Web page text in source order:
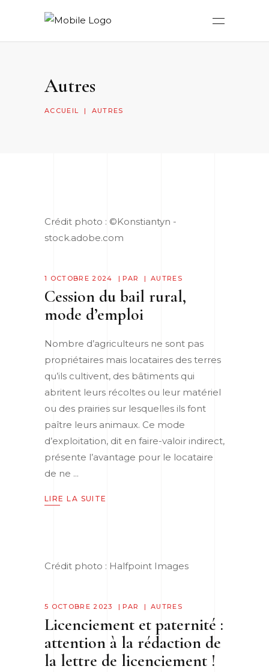
Autres
ACCUEIL | AUTRES
Crédit photo : ©Konstiantyn -
stock.adobe.com
1 OCTOBRE 2024 PAR AUTRES
Cession du bail rural,
mode d’emploi
Nombre d’agriculteurs ne sont pas
propriétaires mais locataires des terres
qu’ils cultivent, des bâtiments qui
abritent leurs récoltes ou leur matériel
ou des prairies sur lesquelles ils font
paître leurs animaux. Ce mode
d’exploitation, dit en faire-valoir indirect,
présente l’avantage pour le locataire
de ne
LIRE LA SUITE
Crédit photo : Halfpoint Images
5 OCTOBRE 2023 PAR AUTRES
Licenciement et paternité :
attention à la rédaction de
la lettre de licenciement !